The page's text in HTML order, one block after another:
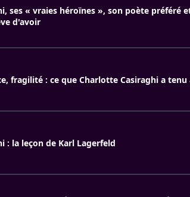
ses « vraies héroïnes », son poète préféré
d'avoir
fragilité : ce que Charlotte Casiraghi a
: la leçon de Karl Lagerfeld